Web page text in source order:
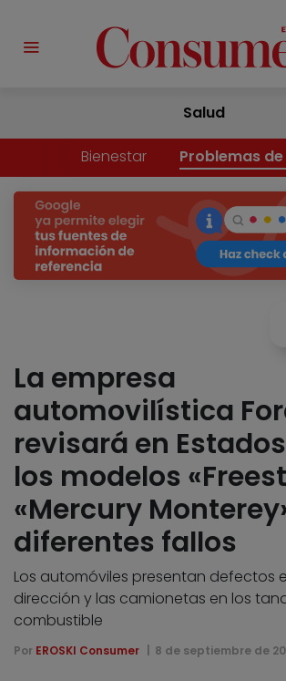
Salud
Bienestar Problemas
La empresa
automovilística
revisará en
los modelos
«Mercury
diferentes fallos
Los automóviles presentan defectos
dirección y las camionetas en los
combustible
Por EROSKI Consumer 8 de septiembre de